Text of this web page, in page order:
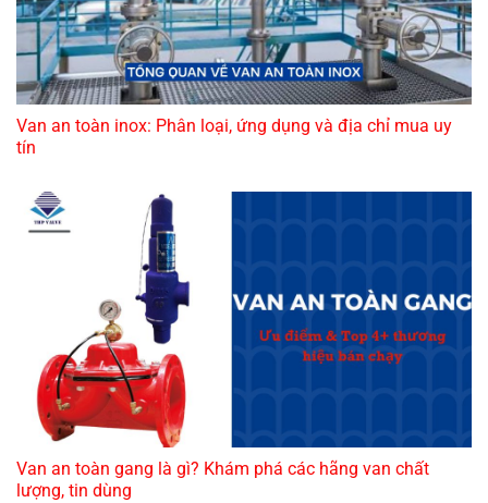
Van an toàn inox: Phân loại, ứng dụng và địa chỉ mua uy
tín
Van an toàn gang là gì? Khám phá các hãng van chất
lượng, tin dùng